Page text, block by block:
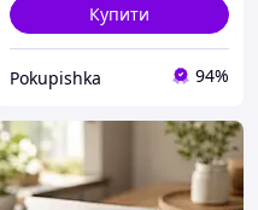
Купити
Pokupishka 94%